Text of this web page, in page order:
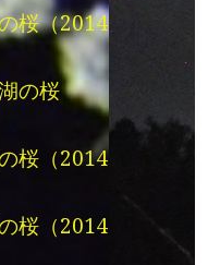
桜（2014
の桜
桜（2014
桜（2014